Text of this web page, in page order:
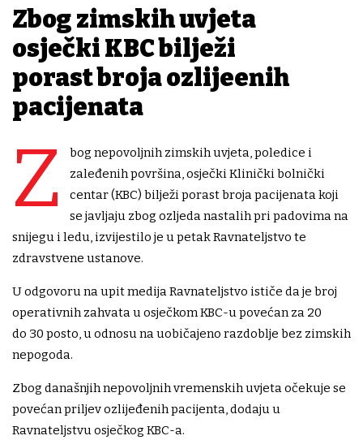
Zbog zimskih uvjeta
osječki KBC bilježi
porast broja ozlijeđenih
pacijenata
Z
bog nepovoljnih zimskih uvjeta, poledice i
zaleđenih površina, osječki Klinički bolnički
centar (KBC) bilježi porast broja pacijenata koji
se javljaju zbog ozljeda nastalih pri padovima na
snijegu i ledu, izvijestilo je u petak Ravnateljstvo te
zdravstvene ustanove.
U odgovoru na upit medija Ravnateljstvo ističe da je broj
operativnih zahvata u osječkom KBC-u povećan za 20
do 30 posto, u odnosu na uobičajeno razdoblje bez zimskih
nepogoda.
Zbog današnjih nepovoljnih vremenskih uvjeta očekuje se
povećan priljev ozlijeđenih pacijenta, dodaju u
Ravnateljstvu osječkog KBC-a.